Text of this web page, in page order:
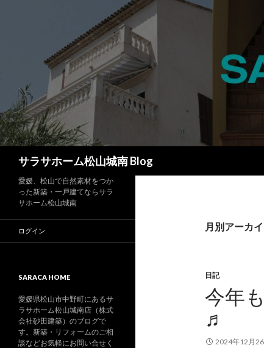
サラサホーム松山城南 Blog
月別アーカ
日記
今年
♬
2024年12月
愛媛、松山で自然素材をつか
った新築・一戸建てならサラ
サホーム松山城南
ログイン
SARACA HOME
愛媛県松山市中野町にあるサ
ラサホーム松山城南店（株式
会社砂田建築）のブログで
す。新築・リフォームのご相
談などお気軽にお問い合せく